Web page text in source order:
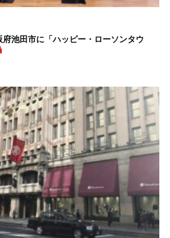
池田市に「ハッピー・ローソンタウ